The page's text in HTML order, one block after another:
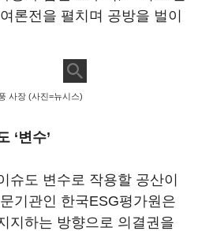
론전을 펼치며 공방을 벌이
사장 (사진=뉴시스)
‘변수’
슈도 변수로 작용할 공산이
기관인 한국ESG평가원은
지하는 방향으로 의결권을